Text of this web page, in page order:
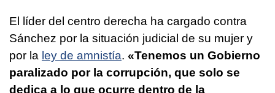
El líder del centro derecha ha cargado contra
Sánchez por la situación judicial de su mujer y
por la ley de amnistía. «Tenemos un Gobierno
paralizado por la corrupción, que solo se
dedica a lo que ocurre dentro de la